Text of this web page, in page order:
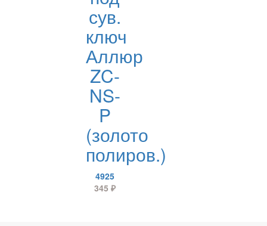
сув.
ключ
Аллюр
ZC-
NS-
P
(золото
полиров.)
4925
345 ₽